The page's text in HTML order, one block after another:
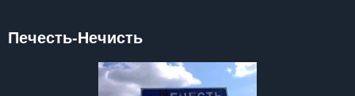
Печесть-Нечисть